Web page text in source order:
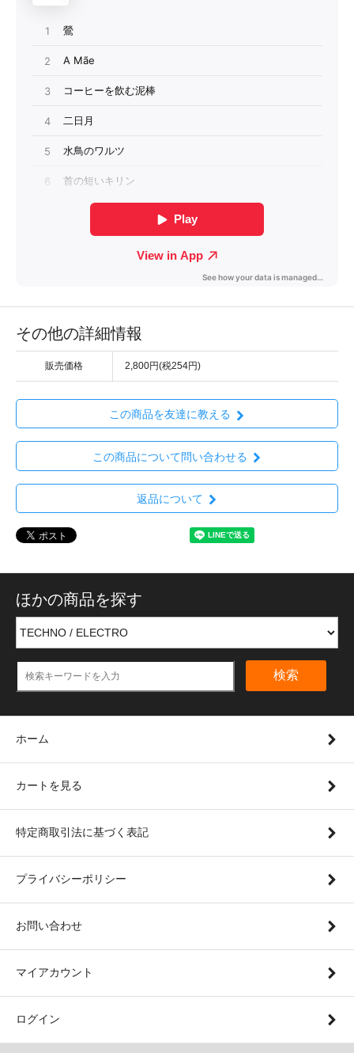
その他の詳細情報
販売価格 2,800円(税254円)
この商品を友達に教える
この商品について問い合わせる
返品について
ほかの商品を探す
検索
ホーム
カートを見る
特定商取引法に基づく表記
プライバシーポリシー
お問い合わせ
マイアカウント
ログイン